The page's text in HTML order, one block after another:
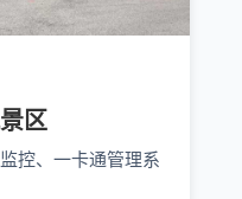
区
控、一卡通管理系